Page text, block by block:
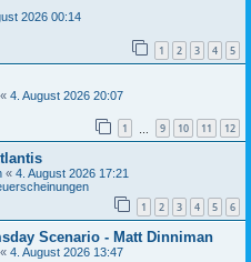
2026 00:14
1 2 3 4 5
« 4. August 2026 20:07
1 9 10 11 12
« 4. August 2026 17:21
1 2 3 4 5 6
Scenario - Matt Dinniman
« 4. August 2026 13:47